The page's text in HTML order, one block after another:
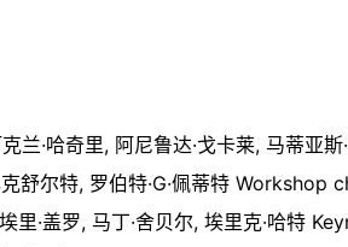
·哈奇里, 阿尼鲁达·戈卡莱, 马蒂亚
舒尔特, 罗伯特·G·佩蒂特 Workshop
·盖罗, 马丁·舍贝尔, 埃里克·哈特